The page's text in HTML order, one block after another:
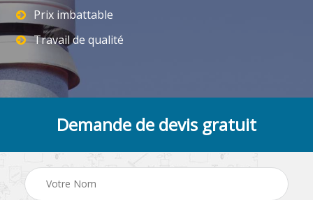
Prix imbattable
Travail de qualité
Demande de devis gratuit